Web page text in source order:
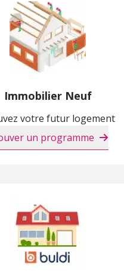
Immobilier Neuf
votre futur logement
un programme